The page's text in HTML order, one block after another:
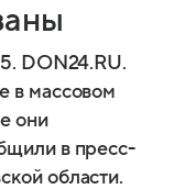
DON24.RU.
в массовом
они
в пресс-
области.